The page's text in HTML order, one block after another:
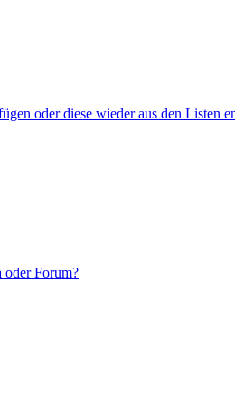
oder diese wieder aus den Listen
oder Forum?